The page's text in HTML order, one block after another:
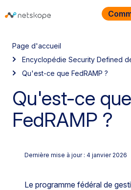
Page d'accueil
Encyclopédie Security Defined
Qu'est-ce que FedRAMP ?
Qu'est-ce que
FedRAMP ?
Dernière mise à jour : 4 janvier 2026
Le programme fédéral de